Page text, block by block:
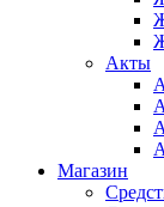
Акты
Магазин